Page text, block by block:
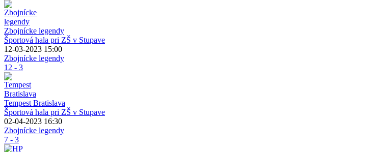
Zbojnícke legendy
Športová hala pri ZŠ v Stupave
12-03-2023 15:00
Zbojnícke legendy
12 - 3
Tempest Bratislava
Športová hala pri ZŠ v Stupave
02-04-2023 16:30
Zbojnícke legendy
7 - 3